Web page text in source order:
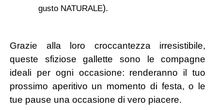
gusto NATURALE).
Grazie alla loro croccantezza irresistibile,
queste sfiziose gallette sono le compagne
ideali per ogni occasione: renderanno il tuo
prossimo aperitivo un momento di festa, o le
tue pause una occasione di vero piacere.